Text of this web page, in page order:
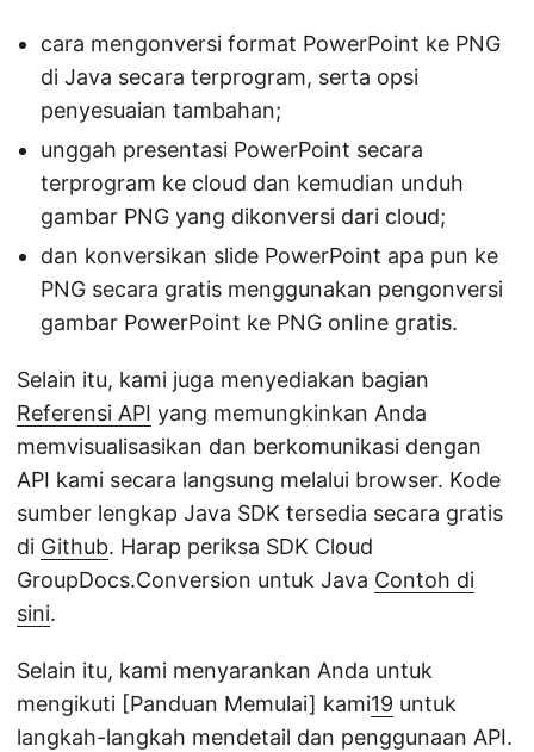
cara mengonversi format PowerPoint ke PNG
di Java secara terprogram, serta opsi
penyesuaian tambahan;
unggah presentasi PowerPoint secara
terprogram ke cloud dan kemudian unduh
gambar PNG yang dikonversi dari cloud;
dan konversikan slide PowerPoint apa pun ke
PNG secara gratis menggunakan pengonversi
gambar PowerPoint ke PNG online gratis.
Selain itu, kami juga menyediakan bagian
Referensi API yang memungkinkan Anda
memvisualisasikan dan berkomunikasi dengan
API kami secara langsung melalui browser. Kode
sumber lengkap Java SDK tersedia secara gratis
di Github. Harap periksa SDK Cloud
GroupDocs.Conversion untuk Java Contoh di
sini.
Selain itu, kami menyarankan Anda untuk
mengikuti [Panduan Memulai] kami19 untuk
langkah-langkah mendetail dan penggunaan API.